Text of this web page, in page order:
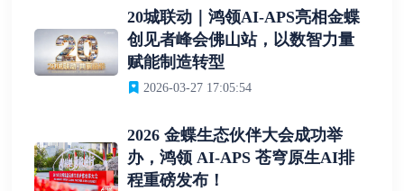
20城联动｜鸿领AI-APS亮相金蝶
创见者峰会佛山站，以数智力量
赋能制造转型
2026-03-27 17:05:54
2026 金蝶生态伙伴大会成功举
办，鸿领 AI-APS 苍穹原生AI排
程重磅发布！